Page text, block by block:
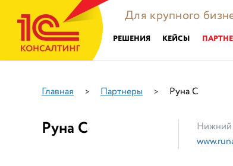
Для крупного
РЕШЕНИЯ КЕЙСЫ
Главная > Партнеры > Руна С
Руна С